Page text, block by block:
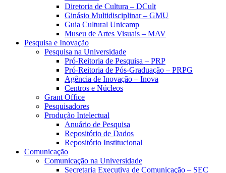
Diretoria de Cultura – DCult
Ginásio Multidisciplinar – GMU
Guia Cultural Unicamp
Museu de Artes Visuais – MAV
Pesquisa e Inovação
Pesquisa na Universidade
Pró-Reitoria de Pesquisa – PRP
Pró-Reitoria de Pós-Graduação – PRPG
Agência de Inovação – Inova
Centros e Núcleos
Grant Office
Pesquisadores
Produção Intelectual
Anuário de Pesquisa
Repositório de Dados
Repositório Institucional
Comunicação
Comunicação na Universidade
Secretaria Executiva de Comunicação – SEC